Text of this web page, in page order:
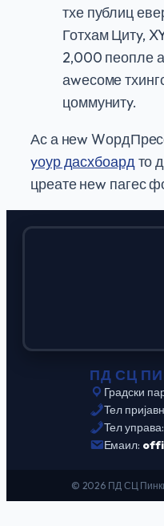
тхе публиц
Готхам Цитy,
2,000 пеопле
аwесоме
цоммунитy.
Ас а неw
yоур дасхбоардто
цреате неw пагес
ПД СЦ
Градски
Тел
Тел
Емаил:
© 2026 ПД СЦ